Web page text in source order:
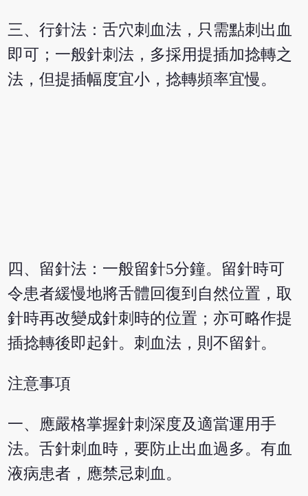
三、行針法：舌穴刺血法，只需點刺出血
即可；一般針刺法，多採用提插加捻轉之
法，但提插幅度宜小，捻轉頻率宜慢。
四、留針法：一般留針5分鐘。留針時可
令患者緩慢地將舌體回復到自然位置，取
針時再改變成針刺時的位置；亦可略作提
插捻轉後即起針。刺血法，則不留針。
注意事項
一、應嚴格掌握針刺深度及適當運用手
法。舌針刺血時，要防止出血過多。有血
液病患者，應禁忌刺血。